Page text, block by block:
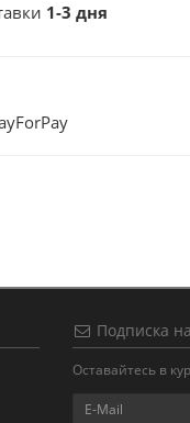
1-3 дня
Подписка
Оставайтесь в